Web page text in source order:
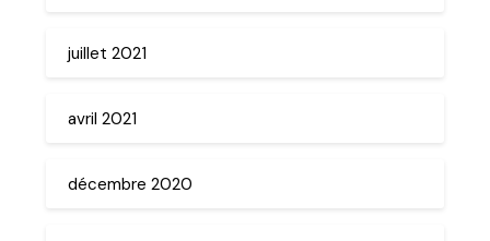
juillet 2021
avril 2021
décembre 2020